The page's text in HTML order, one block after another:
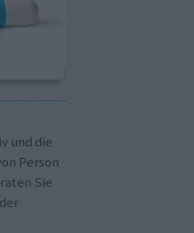
und die
Person
Sie